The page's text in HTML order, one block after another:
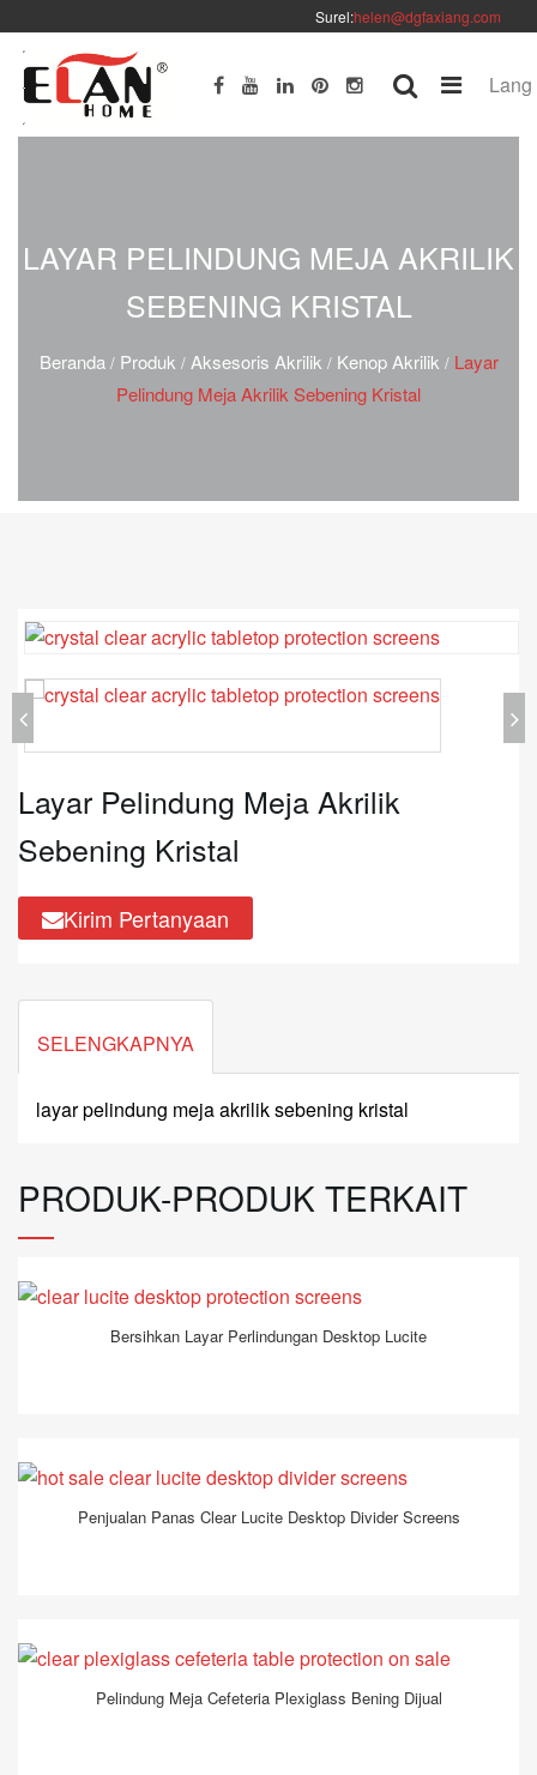
Surel:helen@dgfaxiang.com
Lang
LAYAR PELINDUNG MEJA AKRILIK
SEBENING KRISTAL
Beranda/ Produk / Aksesoris Akrilik / Kenop Akrilik / Layar
Pelindung Meja Akrilik Sebening Kristal
Layar Pelindung Meja Akrilik
Sebening Kristal
Kirim Pertanyaan
SELENGKAPNYA
layar pelindung meja akrilik sebening kristal
PRODUK-PRODUK TERKAIT
Bersihkan Layar Perlindungan Desktop Lucite
Penjualan Panas Clear Lucite Desktop Divider Screens
Pelindung Meja Cefeteria Plexiglass Bening Dijual